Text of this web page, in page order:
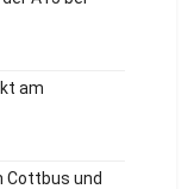
am
Cottbus und